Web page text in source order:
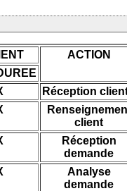
ACTION
Réception
client
Réception
demande
Analyse
demande